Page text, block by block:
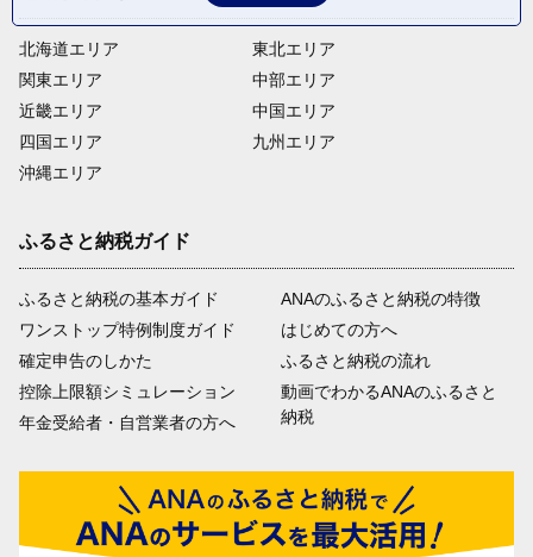
北海道エリア
関東エリア
近畿エリア
四国エリア
沖縄エリア
東北エリア
中部エリア
中国エリア
九州エリア
ふるさと納税ガイド
ふるさと納税の基本ガイド
ワンストップ特例制度ガイド
確定申告のしかた
控除上限額シミュレーション
年金受給者・自営業者の方へ
ANAのふるさと納税の特徴
はじめての方へ
ふるさと納税の流れ
動画でわかるANAのふるさと
納税